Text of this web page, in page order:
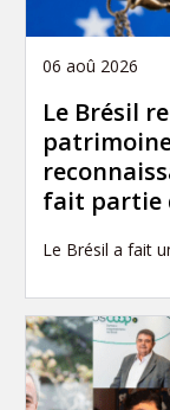
06 aoû 2026
Le Brésil
fait partie
Le Brésil a fait